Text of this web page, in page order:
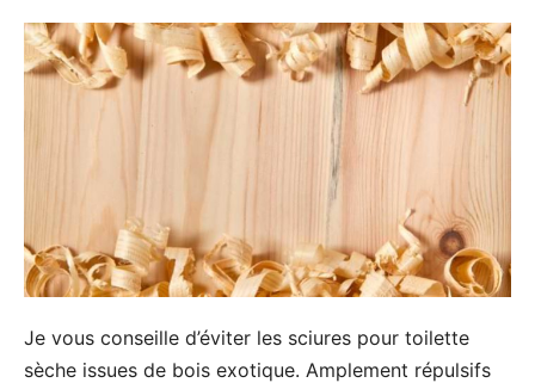
Je vous conseille d’éviter les sciures pour toilette
sèche issues de bois exotique. Amplement répulsifs